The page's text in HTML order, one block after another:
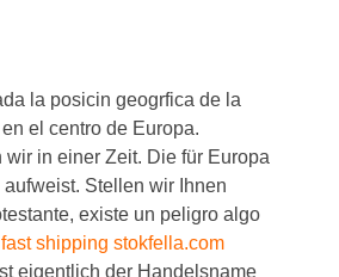
la posicin geogrfica de la
el centro de Europa.
in einer Zeit. Die für Europa
Stellen wir Ihnen
existe un peligro algo
shipping stokfella.com
eigentlich der Handelsname